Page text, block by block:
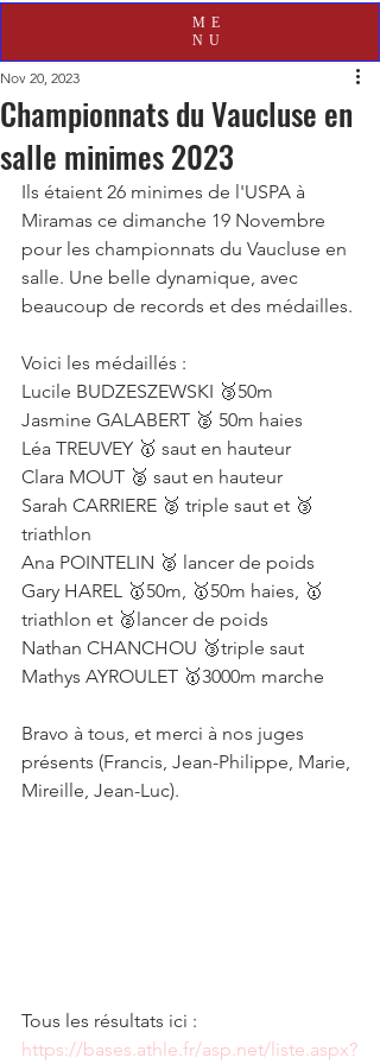
ME
NU
Championnats du Vaucluse en
salle minimes 2023
Nov 20, 2023
Ils étaient 26 minimes de l'USPA à
Miramas ce dimanche 19 Novembre
pour les championnats du Vaucluse en
salle. Une belle dynamique, avec
beaucoup de records et des médailles.
Voici les médaillés :
Lucile BUDZESZEWSKI 🥉50m
Jasmine GALABERT 🥈 50m haies
Léa TREUVEY 🥇 saut en hauteur
Clara MOUT 🥈 saut en hauteur
Sarah CARRIERE 🥈 triple saut et 🥉
triathlon
Ana POINTELIN 🥈 lancer de poids
Gary HAREL 🥇50m, 🥇50m haies, 🥇
triathlon et 🥈lancer de poids
Nathan CHANCHOU 🥉triple saut
Mathys AYROULET 🥇3000m marche
Bravo à tous, et merci à nos juges
présents (Francis, Jean-Philippe, Marie,
Mireille, Jean-Luc).
Tous les résultats ici :
https://bases.athle.fr/asp.net/liste.aspx?